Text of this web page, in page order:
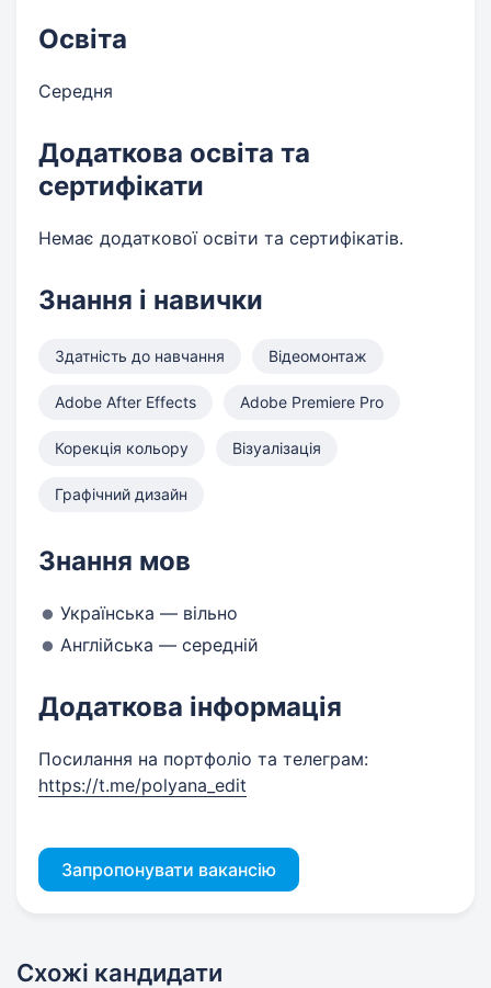
Освіта
Середня
Додаткова освіта та
сертифікати
Немає додаткової освіти та сертифікатів.
Знання і навички
Здатність до навчання Відеомонтаж
Adobe After Effects Adobe Premiere Pro
Корекція кольору Візуалізація
Графічний дизайн
Знання мов
Українська — вільно
Англійська — середній
Додаткова інформація
Посилання на портфоліо та телеграм:
https://t.me/polyana_edit
Запропонувати вакансію
Схожі кандидати